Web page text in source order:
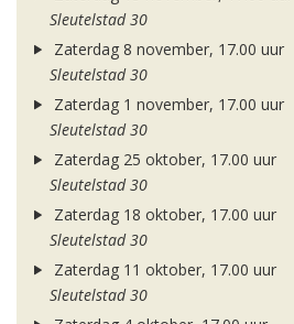
Sleutelstad 30
Zaterdag 8 november, 17.00 uur
Sleutelstad 30
Zaterdag 1 november, 17.00 uur
Sleutelstad 30
Zaterdag 25 oktober, 17.00 uur
Sleutelstad 30
Zaterdag 18 oktober, 17.00 uur
Sleutelstad 30
Zaterdag 11 oktober, 17.00 uur
Sleutelstad 30